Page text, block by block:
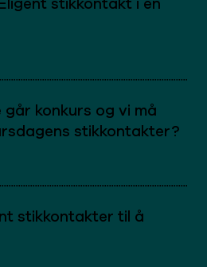
konkurs og vi må
stikkontakter?
stikkontakter til å